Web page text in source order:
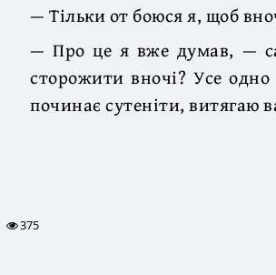
— Тільки от боюся я, щоб
— Про це я вже думав, —
сторожити вночі? Усе
починає сутеніти, витягаю
375